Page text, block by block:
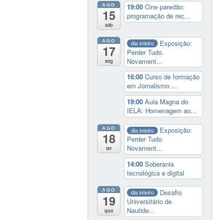
AGO
15
sáb
19:00Cine paredão:
programação de rec...
AGO
17
seg
dia inteiro
Exposição:
Perder Tudo.
Novament...
16:00Curso de formação
em Jornalismo ...
19:00Aula Magna do
IELA: Homenagem ao...
AGO
18
ter
dia inteiro
Exposição:
Perder Tudo.
Novament...
14:00Soberania
tecnológica e digital
AGO
19
qua
dia inteiro
Desafio
Universitário de
Nautide...